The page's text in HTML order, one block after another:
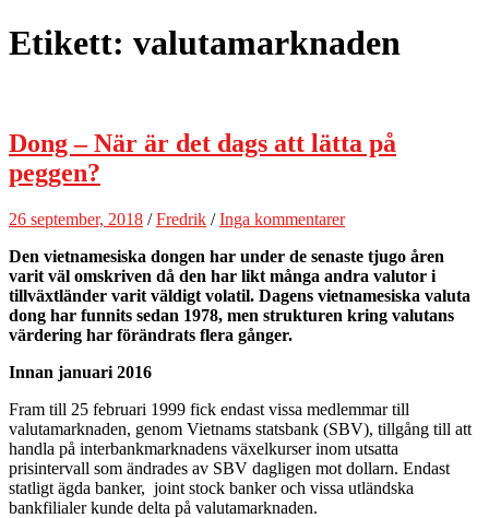
Etikett: valutamarknaden
Dong – När är det dags att lätta på
peggen?
26 september, 2018 /Fredrik /Inga kommentarer
Den vietnamesiska dongen har under de senaste tjugo åren
varit väl omskriven då den har likt många andra valutor i
tillväxtländer varit väldigt volatil. Dagens vietnamesiska valuta
dong har funnits sedan 1978, men strukturen kring valutans
värdering har förändrats flera gånger.
Innan januari 2016
Fram till 25 februari 1999 fick endast vissa medlemmar till
valutamarknaden, genom Vietnams statsbank (SBV), tillgång till att
handla på interbankmarknadens växelkurser inom utsatta
prisintervall som ändrades av SBV dagligen mot dollarn. Endast
statligt ägda banker, joint stock banker och vissa utländska
bankfilialer kunde delta på valutamarknaden.